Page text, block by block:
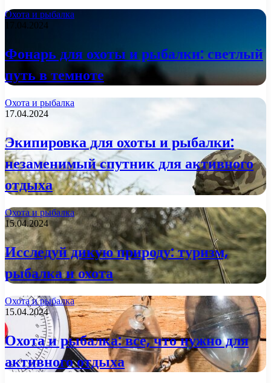
Охота и рыбалка
17.04.2024
Фонарь для охоты и рыбалки: светлый
путь в темноте
Охота и рыбалка
17.04.2024
Экипировка для охоты и рыбалки:
незаменимый спутник для активного
отдыха
Охота и рыбалка
15.04.2024
Исследуй дикую природу: туризм,
рыбалка и охота
Охота и рыбалка
15.04.2024
Охота и рыбалка: все, что нужно для
активного отдыха